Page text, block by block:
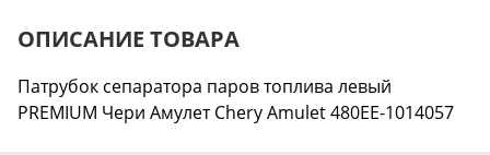
ОПИСАНИЕ ТОВАРА
Патрубок сепаратора паров топлива левый
PREMIUM Чери Амулет Chery Amulet 480EE-1014057